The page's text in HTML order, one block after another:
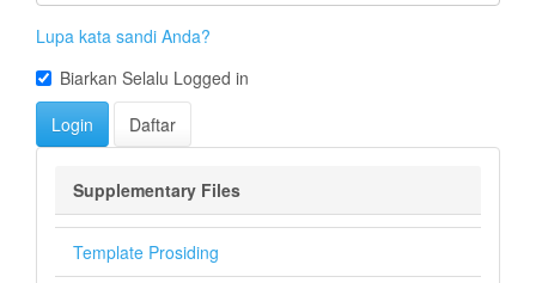
Lupa kata sandi Anda?
Biarkan Selalu Logged in
Login
Daftar
Supplementary Files
Template Prosiding